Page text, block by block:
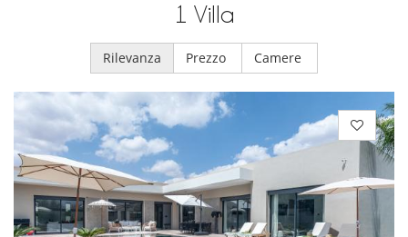
1 Villa
Rilevanza Prezzo Camere